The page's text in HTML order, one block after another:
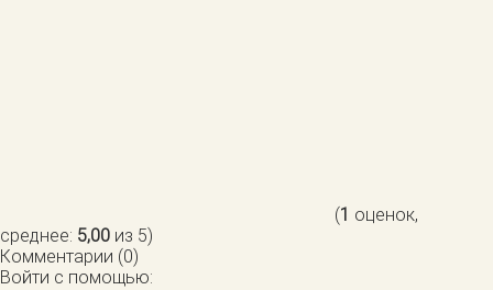
(1 оценок,
среднее: 5,00 из 5)
Комментарии (0)
Войти с помощью: